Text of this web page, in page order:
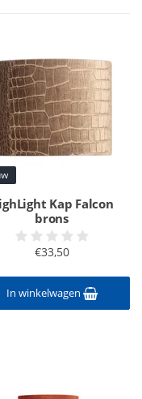
Kap Falcon
brons
€33,50
In winkelwagen